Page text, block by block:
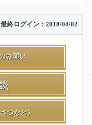
最終ログイン： 2018/04/02